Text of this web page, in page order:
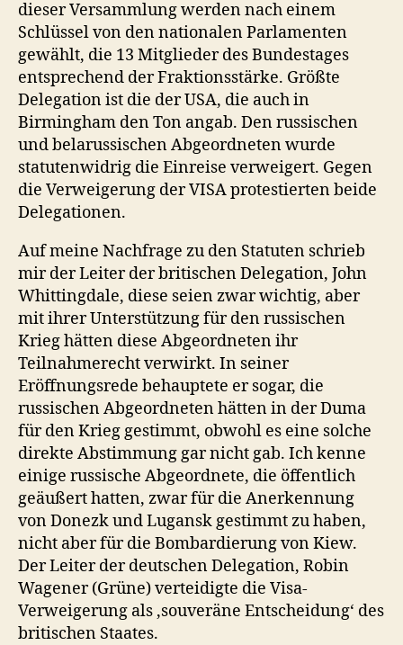
dieser Versammlung werden nach einem
Schlüssel von den nationalen Parlamenten
gewählt, die 13 Mitglieder des Bundestages
entsprechend der Fraktionsstärke. Größte
Delegation ist die der USA, die auch in
Birmingham den Ton angab. Den russischen
und belarussischen Abgeordneten wurde
statutenwidrig die Einreise verweigert. Gegen
die Verweigerung der VISA protestierten beide
Delegationen.
Auf meine Nachfrage zu den Statuten schrieb
mir der Leiter der britischen Delegation, John
Whittingdale, diese seien zwar wichtig, aber
mit ihrer Unterstützung für den russischen
Krieg hätten diese Abgeordneten ihr
Teilnahmerecht verwirkt. In seiner
Eröffnungsrede behauptete er sogar, die
russischen Abgeordneten hätten in der Duma
für den Krieg gestimmt, obwohl es eine solche
direkte Abstimmung gar nicht gab. Ich kenne
einige russische Abgeordnete, die öffentlich
geäußert hatten, zwar für die Anerkennung
von Donezk und Lugansk gestimmt zu haben,
nicht aber für die Bombardierung von Kiew.
Der Leiter der deutschen Delegation, Robin
Wagener (Grüne) verteidigte die Visa-
Verweigerung als ‚souveräne Entscheidung‘ des
britischen Staates.